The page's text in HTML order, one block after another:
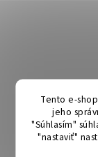
Tento e-
jeho
"Súhlasím"
"nastaviť"